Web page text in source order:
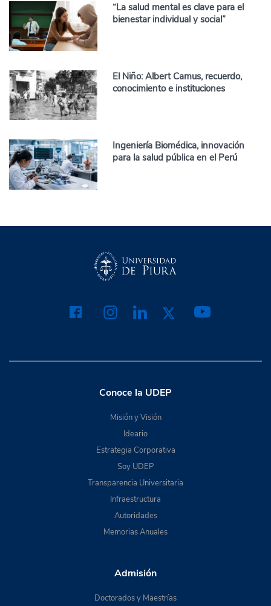
“La salud mental es clave para el
bienestar individual y social”
El Niño: Albert Camus, recuerdo,
conocimiento e instituciones
Ingeniería Biomédica, innovación
para la salud pública en el Perú
Conoce la UDEP
Misión y Visión
Ideario
Estrategia Corporativa
Soy UDEP
Transparencia Universitaria
Infraestructura
Autoridades
Memorias Anuales
Admisión
Doctorados y Maestrías